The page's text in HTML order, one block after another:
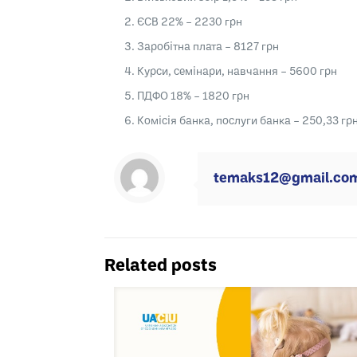
ЄСВ 22% – 2230 грн
Заробітна плата – 8127 грн
Курси, семінари, навчання – 5600 грн
ПДФО 18% – 1820 грн
Комісія банка, послуги банка – 250,33
Related posts